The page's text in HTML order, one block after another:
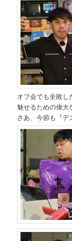
オフ会でも全敗し
魅せるための偉大
さあ、今節も『デ